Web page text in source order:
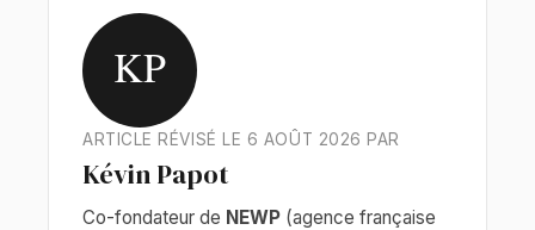
KP
ARTICLE RÉVISÉ LE 6 AOÛT 2026 PAR
Kévin Papot
Co-fondateur de NEWP (agence française